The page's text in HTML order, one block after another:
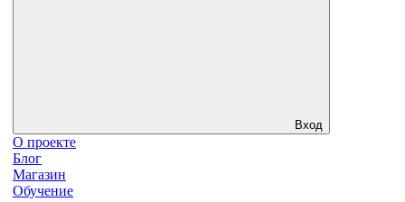
Вход
О проекте
Блог
Магазин
Обучение